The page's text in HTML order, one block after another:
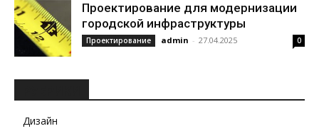
Проектирование для модернизации
городской инфраструктуры
Проектирование admin - 27.04.2025 0
Дизайн